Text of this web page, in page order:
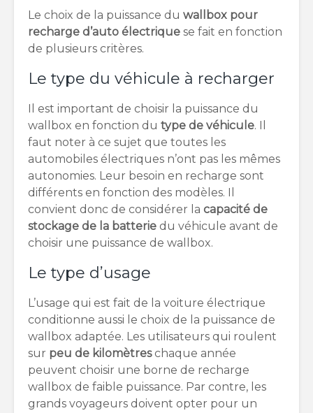
Le choix de la puissance du wallbox pour
recharge d’auto électrique se fait en fonction
de plusieurs critères.
Le type du véhicule à recharger
Il est important de choisir la puissance du
wallbox en fonction du type de véhicule. Il
faut noter à ce sujet que toutes les
automobiles électriques n’ont pas les mêmes
autonomies. Leur besoin en recharge sont
différents en fonction des modèles. Il
convient donc de considérer la capacité de
stockage de la batterie du véhicule avant de
choisir une puissance de wallbox.
Le type d’usage
L’usage qui est fait de la voiture électrique
conditionne aussi le choix de la puissance de
wallbox adaptée. Les utilisateurs qui roulent
sur peu de kilomètreschaque année
peuvent choisir une borne de recharge
wallbox de faible puissance. Par contre, les
grands voyageurs doivent opter pour un